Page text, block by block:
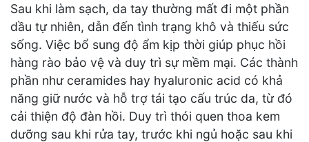
Sau khi làm sạch, da tay thường mất đi một phần
dầu tự nhiên, dẫn đến tình trạng khô và thiếu sức
sống. Việc bổ sung độ ẩm kịp thời giúp phục hồi
hàng rào bảo vệ và duy trì sự mềm mại. Các thành
phần như ceramides hay hyaluronic acid có khả
năng giữ nước và hỗ trợ tái tạo cấu trúc da, từ đó
cải thiện độ đàn hồi. Duy trì thói quen thoa kem
dưỡng sau khi rửa tay, trước khi ngủ hoặc sau khi